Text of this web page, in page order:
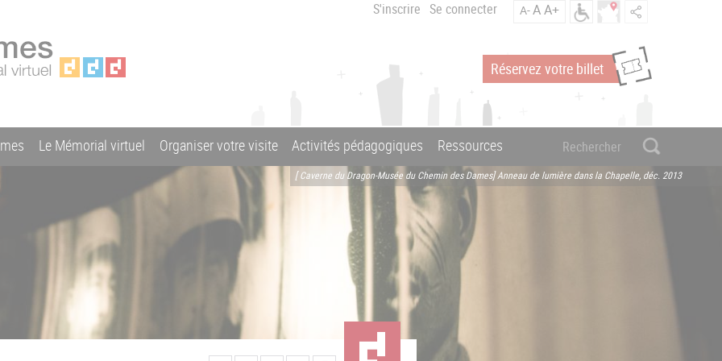
S'inscrire Se connecter A-AA+
Réservez votre billet
Le Mémorial virtuel Organiser votre visite Activités pédagogiques Ressources
[ Caverne du Dragon-Musée du Chemin des Dames] Anneau de lumière dans la Chapelle, déc. 2013